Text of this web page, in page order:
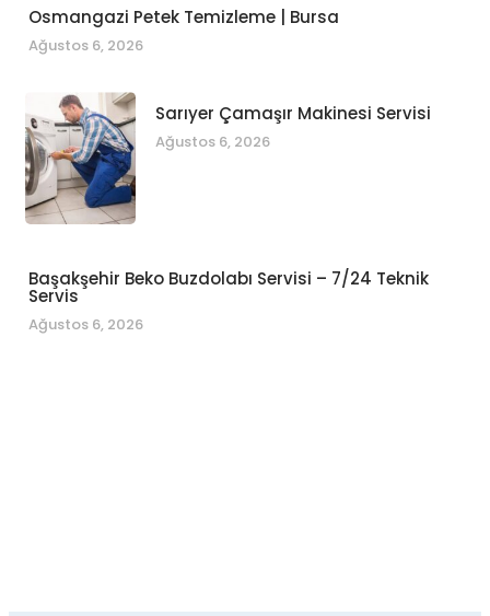
Osmangazi Petek Temizleme | Bursa
Ağustos 6, 2026
Sarıyer Çamaşır Makinesi Servisi
Ağustos 6, 2026
Başakşehir Beko Buzdolabı Servisi – 7/24 Teknik
Servis
Ağustos 6, 2026